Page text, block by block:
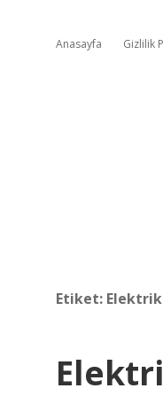
Anasayfa Gizlilik
Etiket: